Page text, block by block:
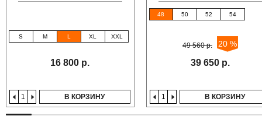
S M L XL XXL
16 800 р.
В КОРЗИНУ
48 50 52 54
49 560 р. 20 %
39 650 р.
В КОРЗИНУ